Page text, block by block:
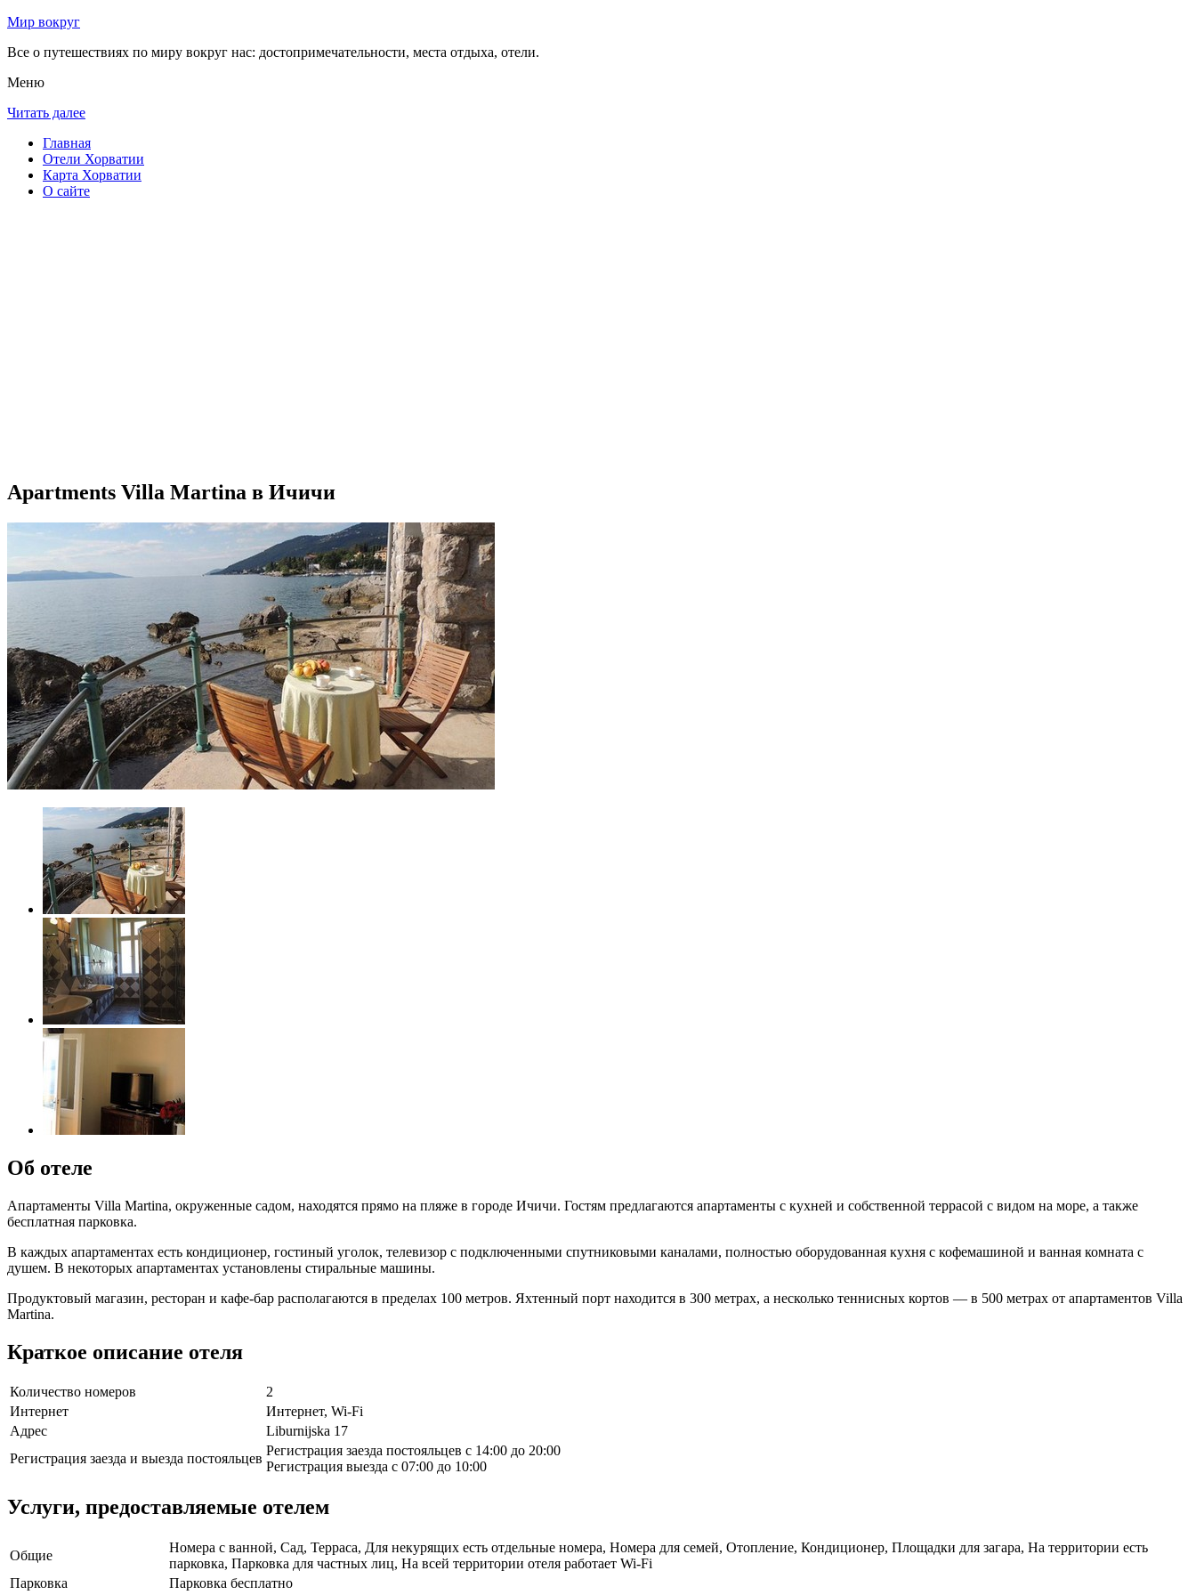
Мир вокруг
Все о путешествиях по миру вокруг нас: достопримечательности, места отдыха, отели.
Меню
Читать далее
Главная
Отели Хорватии
Карта Хорватии
О сайте
Apartments Villa Martina в Ичичи
Об отеле
Апартаменты Villa Martina, окруженные садом, находятся прямо на пляже в городе Ичичи. Гостям предлагаются апартаменты с кухней и собственной террасой с видом на море, а также
бесплатная парковка.
В каждых апартаментах есть кондиционер, гостиный уголок, телевизор с подключенными спутниковыми каналами, полностью оборудованная кухня с кофемашиной и ванная комната с
душем. В некоторых апартаментах установлены стиральные машины.
Продуктовый магазин, ресторан и кафе-бар располагаются в пределах 100 метров. Яхтенный порт находится в 300 метрах, а несколько теннисных кортов — в 500 метрах от апартаментов Villa
Martina.
Краткое описание отеля
Количество номеров
2
Интернет
Интернет, Wi-Fi
Адрес
Liburnijska 17
Регистрация заезда и выезда постояльцев
Регистрация заезда постояльцев с 14:00 до 20:00
Регистрация выезда с 07:00 до 10:00
Услуги, предоставляемые отелем
Общие
Номера с ванной, Сад, Терраса, Для некурящих есть отдельные номера, Номера для семей, Отопление, Кондиционер, Площадки для загара, На территории есть
парковка, Парковка для частных лиц, На всей территории отеля работает Wi-Fi
Парковка
Парковка бесплатно